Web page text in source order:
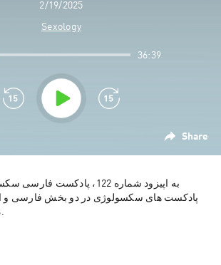
2/19/2025
Sexology
Share
36:39
به اپیزود شماره 122،
پادکست های سکسولوژی در دو بخش فارسی و
در دسترس شماست.